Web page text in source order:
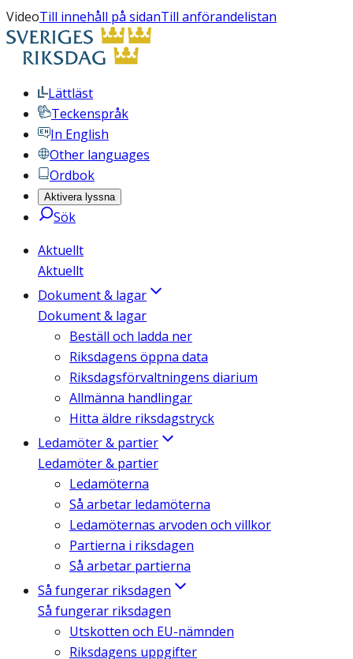
VideoTill innehåll på sidanTill anförandelistan
Lättläst
Teckenspråk
In English
Other languages
Ordbok
Aktivera lyssna
Sök
Aktuellt
Aktuellt
Dokument & lagar
Dokument & lagar
Beställ och ladda ner
Riksdagens öppna data
Riksdagsförvaltningens diarium
Allmänna handlingar
Hitta äldre riksdagstryck
Ledamöter & partier
Ledamöter & partier
Ledamöterna
Så arbetar ledamöterna
Ledamöternas arvoden och villkor
Partierna i riksdagen
Så arbetar partierna
Så fungerar riksdagen
Så fungerar riksdagen
Utskotten och EU-nämnden
Riksdagens uppgifter